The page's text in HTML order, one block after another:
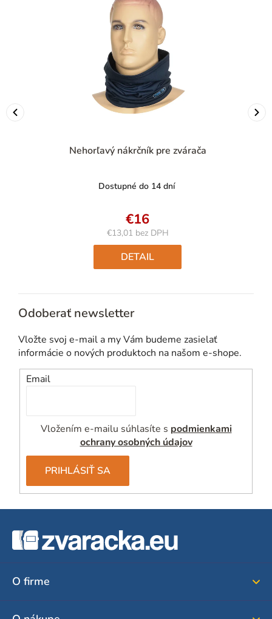
Nehorľavý nákrčník pre zvárača
Dostupné do 14 dní
€16
€13,01 bez DPH
Jednotková
cena:
DETAIL
Odoberať newsletter
Vložte svoj e-mail a my Vám budeme zasielať
informácie o nových produktoch na našom e-shope.
Email
Vložením e-mailu súhlasíte s podmienkami
ochrany osobných údajov
PRIHLÁSIŤ SA
O firme